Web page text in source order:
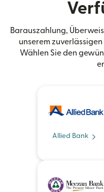
Barauszahlung,
unserem
Wählen Sie den
Allied Bank